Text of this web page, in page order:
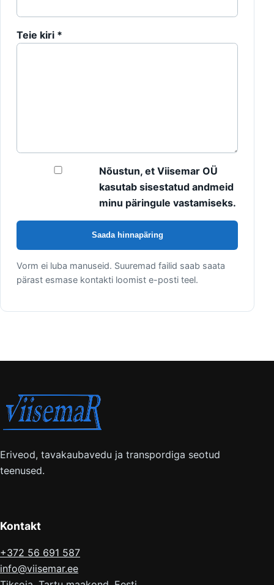
Teie kiri *
Nõustun, et Viisemar OÜ
kasutab sisestatud andmeid
minu päringule vastamiseks.
Saada hinnapäring
Vorm ei luba manuseid. Suuremad failid saab saata
pärast esmase kontakti loomist e-posti teel.
Eriveod, tavakaubavedu ja transpordiga seotud
teenused.
Kontakt
+372 56 691 587
info@viisemar.ee